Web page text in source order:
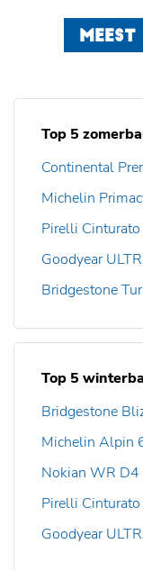
Top 5
Continental
Michelin
Pirelli
Goodyear
Bridgestone
Top 5
Bridgestone
Michelin Alpin
Nokian WR D4
Pirelli
Goodyear